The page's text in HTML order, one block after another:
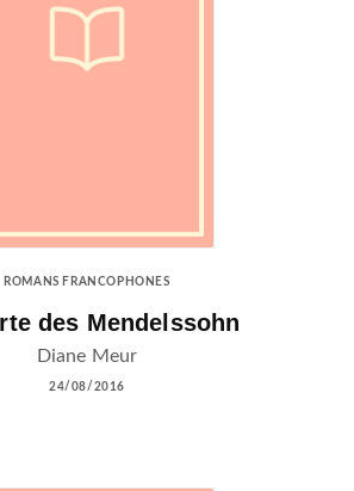
ROMANS FRANCOPHONES
des Mendelssohn
Diane Meur
24/08/2016